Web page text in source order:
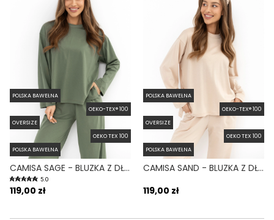
POLSKA BAWEŁNA
OEKO-TEX® 100
OVERSIZE
OEKO TEX 100
POLSKA BAWEŁNA
CAMISA SAGE - BLUZKA Z DŁUGIM RĘKAWEM ZIELONA
5.0
119,00 zł
POLSKA BAWEŁNA
OEKO-TEX® 100
OVERSIZE
OEKO TEX 100
POLSKA BAWEŁNA
CAMISA SAND - BLUZKA Z DŁUGIM RĘKAWEM I ROZCIĘCIAMI BEŻOWA
119,00 zł